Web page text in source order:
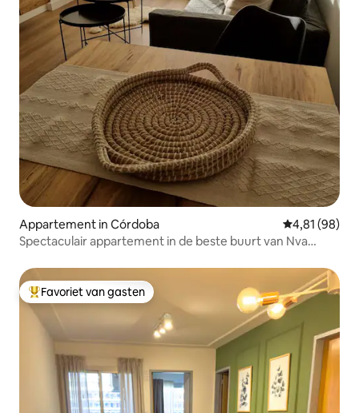
Appartement in Córdoba Gemiddelde
4,81 (98)
Spectaculair appartement in de beste buurt van Nva
Topfavoriet van gasten
Favoriet van gasten